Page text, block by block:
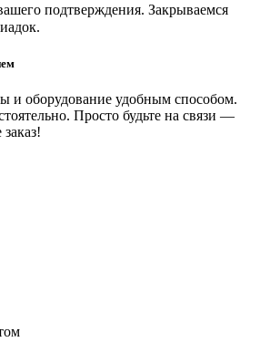
подтверждения. Закрываемся
и оборудование удобным способом.
Просто будьте на связи —
заказ!